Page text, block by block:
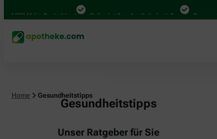
Mal in Deutschland Online bei Ihrer Apotheke bestellen Bequem
Home Gesundheitstipps
Gesundheitstipps
Unser Ratgeber für Sie